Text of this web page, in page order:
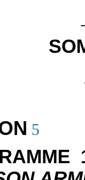
5